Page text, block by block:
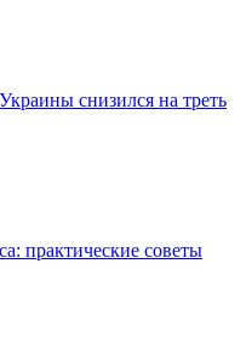
снизился на треть
практические советы